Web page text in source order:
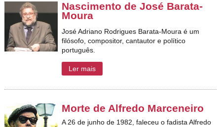
Nascimento de José Barata-
Moura
José Adriano Rodrigues Barata-Moura é um
filósofo, compositor, cantautor e político
português.
Ler mais
Morte de Alfredo Marceneiro
A 26 de junho de 1982, faleceu o fadista Alfredo